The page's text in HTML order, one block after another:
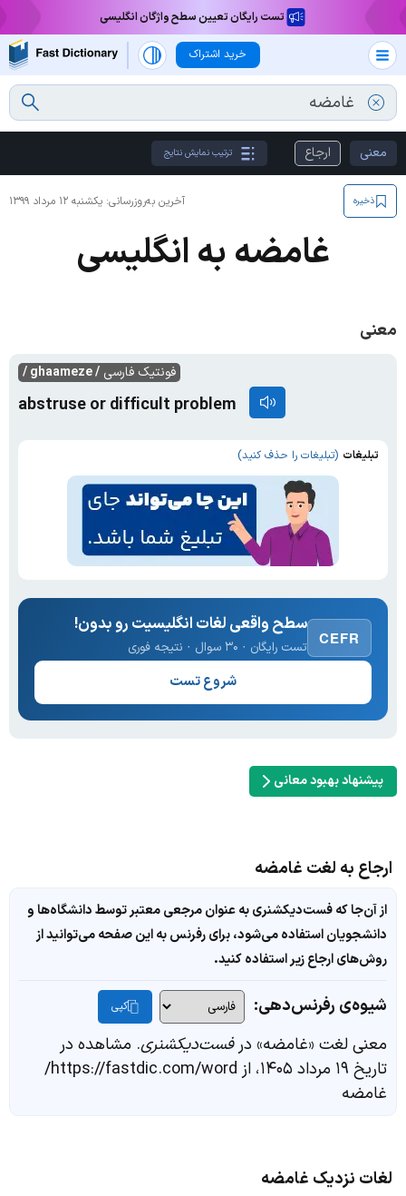
تست رایگان تعیین سطح واژگان انگلیسی
خرید اشتراک
معنی ارجاع ترتیب نمایش نتایج
آخرین به‌روزرسانی: یکشنبه ۱۲ مرداد ۱۳۹۹ ذخیره
غامضه به انگلیسی
معنی
فونتیک فارسی / ghaameze /
abstruse or difficult problem
تبلیغات (تبلیغات را حذف کنید)
CEFR
سطح واقعی لغات انگلیسیت رو بدون!
تست رایگان · ۳۰ سوال · نتیجه فوری
شروع تست
پیشنهاد بهبود معانی
ارجاع به لغت غامضه
از آن‌جا که فست‌دیکشنری به عنوان مرجعی معتبر توسط دانشگاه‌ها و
دانشجویان استفاده می‌شود، برای رفرنس به این صفحه می‌توانید از
روش‌های ارجاع زیر استفاده کنید.
شیوه‌ی رفرنس‌دهی: کپی
معنی لغت «غامضه» درفست‌دیکشنری. مشاهده در
تاریخ ۱۹ مرداد ۱۴۰۵، از https://fastdic.com/word/
غامضه
لغات نزدیک غامضه